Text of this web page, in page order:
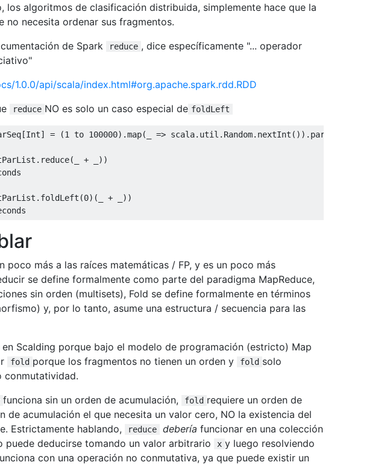
los algoritmos de clasificación distribuida, simplemente hace que la
no necesita ordenar sus fragmentos.
de Spark
reduce , dice específicamente "... operador
1.0.0/api/scala/index.html#org.apache.spark.rdd.RDD
reduce NO es solo un caso especial de foldLeft
[Int] = (1 to 100000).map( => scala. util . Random. nextInt ()). par
. reduce( +
))
. foldLeft (0)( +
))
poco más a las raíces matemáticas / FP, y es un poco más
se define formalmente como parte del paradigma MapReduce,
sin orden (multisets), Fold se define formalmente en términos
y, por lo tanto, asume una estructura / secuencia para las
Scalding porque bajo el modelo de programación (estricto) Map
fold porque los fragmentos no tienen un orden y fold solo
conmutatividad.
funciona sin un orden de acumulación, fold requiere un orden de
de acumulación el que necesita un valor cero, NO la existencia del
Estrictamente hablando,
reduce debería funcionar en una colección
puede deducirse tomando un valor arbitrario
x y luego resolviendo
con una operación no conmutativa, ya que puede existir un